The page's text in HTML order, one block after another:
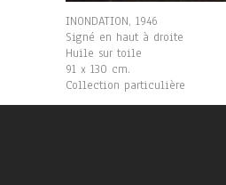
INONDATION, 1946
Signé en haut à droite
Huile sur toile
91 x 130 cm.
Collection particulière